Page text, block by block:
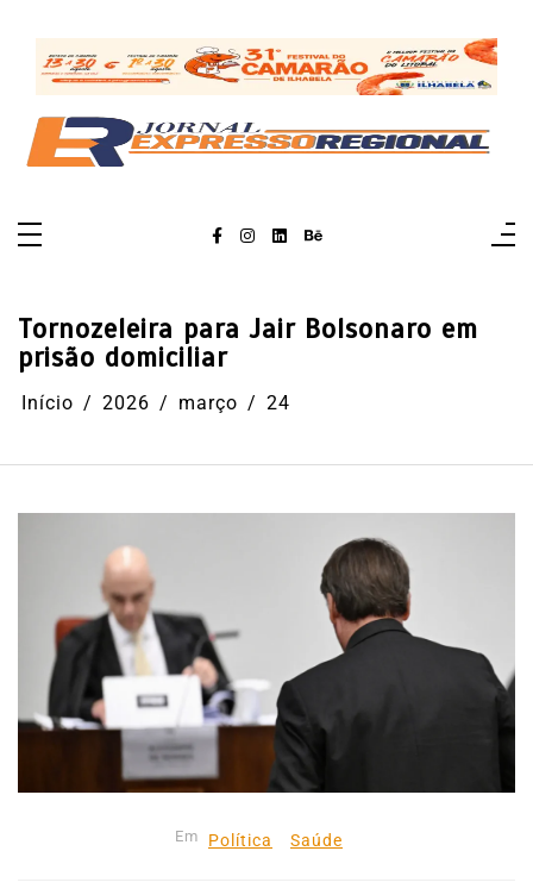
conteúdo
Tornozeleira para Jair Bolsonaro em
prisão domiciliar
Início 2026 março 24
Em Política Saúde